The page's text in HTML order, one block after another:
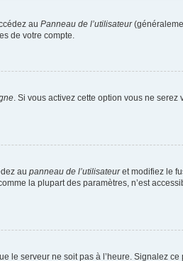
au Panneau de l’utilisateur
de votre compte.
. Si vous activez cette option vous ne
au panneau de l’utilisateuret modifiez le
la plupart des paramètres, n’est
le serveur ne soit pas à l’heure. Signalez